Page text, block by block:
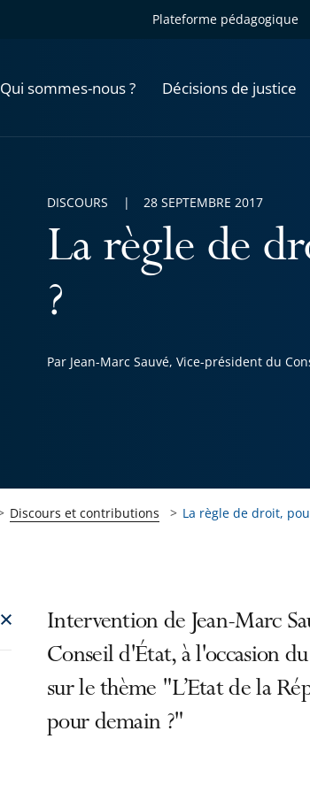
Plateforme pédagogique
Qui sommes-nous ? Décisions de justice
La règle de
?
Par Jean-Marc Sauvé, Vice-président du
DISCOURS 28 SEPTEMBRE 2017
Discours et contributions La règle de droit,
Intervention de Jean-Marc
Conseil d'État, à l'occasion
sur le thème "L’Etat de la
pour demain ?"